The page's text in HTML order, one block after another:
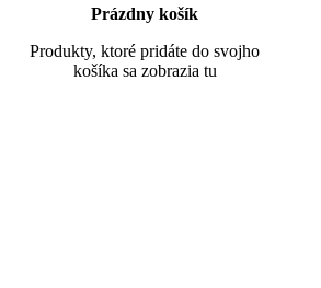
Prázdny košík
Produkty, ktoré pridáte do svojho
košíka sa zobrazia tu